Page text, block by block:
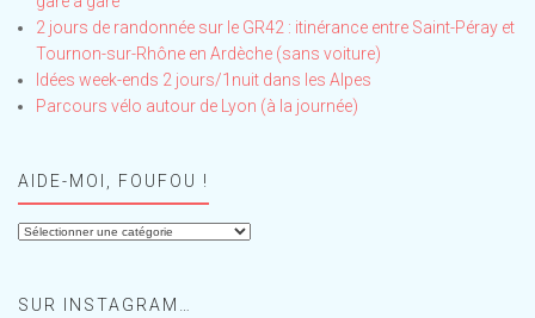
2 jours de randonnée sur le GR42 : itinérance entre Saint-Péray et
Tournon-sur-Rhône en Ardèche (sans voiture)
Idées week-ends 2 jours/1nuit dans les Alpes
Parcours vélo autour de Lyon (à la journée)
AIDE-MOI, FOUFOU !
Aide-
!SUR INSTAGRAM…